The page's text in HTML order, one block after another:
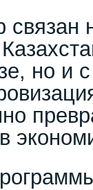
но и